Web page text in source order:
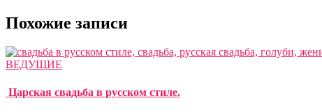
Похожие записи
ВЕДУЩИЕ
Царская свадьба в русском стиле.